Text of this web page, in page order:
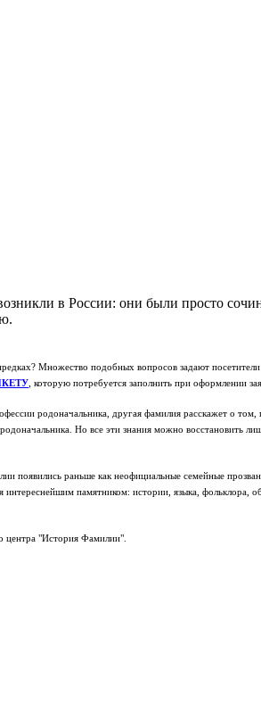
в России: они были просто
Множество подобных вопросов задают
, которую потребуется заполнить при оформлении
родоначальника, другая фамилия расскажет о том,
Но все эти знания можно восстановить
появились раньше как неофициальные семейные
памятником: истории, языка, фольклора,
центра "История Фамилии".